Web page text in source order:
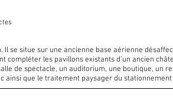
se situe sur une ancienne base aérienne
compléter les pavillons existants d’un ancien
de spectacle, un auditorium, une boutique, un
ainsi que le traitement paysager du